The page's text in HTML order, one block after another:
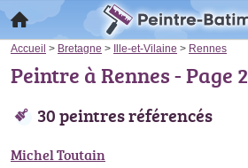
Accueil > Bretagne > Ille-et-Vilaine > Rennes
Peintre à Rennes - Page 2
30 peintres référencés
Michel Toutain